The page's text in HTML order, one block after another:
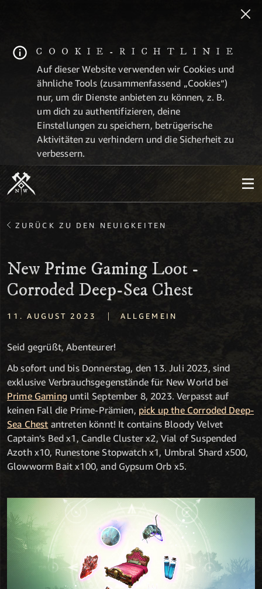
COOKIE-RICHTLINIE
Auf dieser Website verwenden wir Cookies und
ähnliche Tools (zusammenfassend „Cookies“)
nur, um dir Dienste anbieten zu können, z. B.
um dich zu authentifizieren, deine
Einstellungen zu speichern, betrügerische
Aktivitäten zu verhindern und die Sicherheit zu
verbessern.
ZURÜCK ZU DEN NEUIGKEITEN
New Prime Gaming Loot -
Corroded Deep-Sea Chest
11. AUGUST 2023 | ALLGEMEIN
Seid gegrüßt, Abenteurer!
Ab sofort und bis Donnerstag, den 13. Juli 2023, sind
exklusive Verbrauchsgegenstände für New World bei
Prime Gaminguntil September 8, 2023. Verpasst auf
keinen Fall die Prime-Prämien, pick up the Corroded Deep-
Sea Chest antreten könnt! It contains Bloody Velvet
Captain’s Bed x1, Candle Cluster x2, Vial of Suspended
Azoth x10, Runestone Stopwatch x1, Umbral Shard x500,
Glowworm Bait x100, and Gypsum Orb x5.